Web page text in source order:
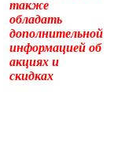
также
обладать
дополнительной
информацией об
акциях и
скидках